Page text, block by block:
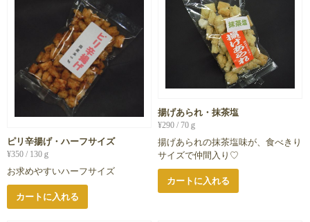
ピリ辛揚げ・ハーフサイズ
¥350 / 130ｇ
お求めやすいハーフサイズ
カートに入れる
揚げあられ・抹茶塩
¥290 / 70ｇ
揚げあられの抹茶塩味が、食べきり
サイズで仲間入り♡
カートに入れる